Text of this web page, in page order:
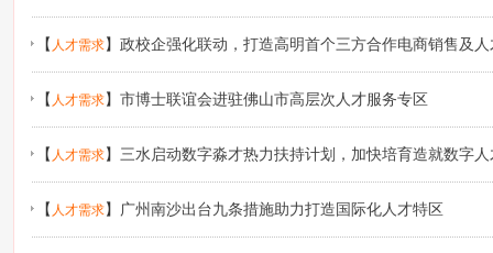
【 人才需求】 政校企强化联动，打造高明首个三方合作电商销售及
【 人才需求】 市博士联谊会进驻佛山市高层次人才服务专区
【 人才需求】 三水启动数字淼才热力扶持计划，加快培育造就数字人
【 人才需求】 广州南沙出台九条措施助力打造国际化人才特区